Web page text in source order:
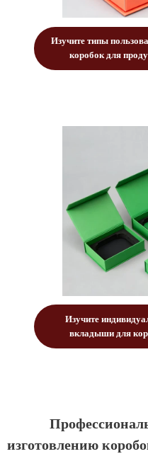
Изучите типы
коробок для
Изучите
вкладыши для
изготовлению